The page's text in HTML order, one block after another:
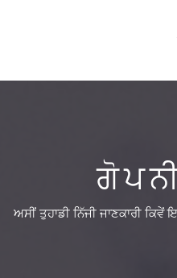
ਅਸੀਂ ਤੁਹਾਡੀ ਨਿੱਜੀ ਜਾਣਕਾਰੀ